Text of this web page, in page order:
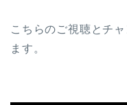
こちらのご視聴とチ
ます。